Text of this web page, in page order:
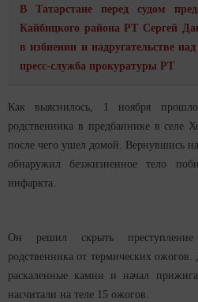
В Татарстане перед судом
Кайбицкого района РТ Сергей
в избиении и надругательстве
пресс-служба прокуратуры РТ
Как выяснилось, 1 ноября
родственника в предбаннике в селе
после чего ушел домой. Вернувшись
обнаружил безжизненное тело
инфаркта.
Он решил скрыть
родственника от термических
раскаленные камни и начал
насчитали на теле 15 ожогов.